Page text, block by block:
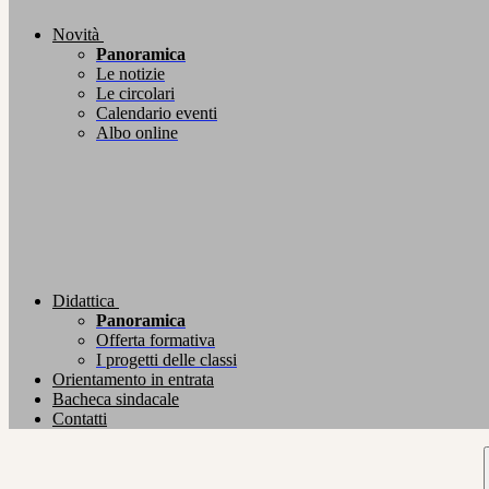
Novità
Panoramica
Le notizie
Le circolari
Calendario eventi
Albo online
Didattica
Panoramica
Offerta formativa
I progetti delle classi
Orientamento in entrata
Bacheca sindacale
Contatti